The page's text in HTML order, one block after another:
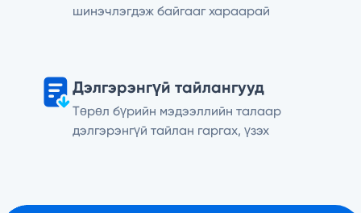
шинэчлэгдэж байгааг хараарай
Дэлгэрэнгүй тайлангууд
Төрөл бүрийн мэдээллийн талаар
дэлгэрэнгүй тайлан гаргах, үзэх